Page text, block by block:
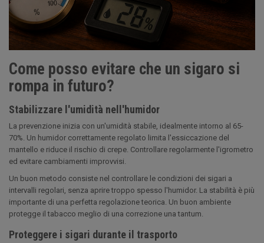
Come posso evitare che un sigaro si
rompa in futuro?
Stabilizzare l'umidità nell'humidor
La prevenzione inizia con un'umidità stabile, idealmente intorno al 65-
70%. Un humidor correttamente regolato limita l'essiccazione del
mantello e riduce il rischio di crepe. Controllare regolarmente l'igrometro
ed evitare cambiamenti improvvisi.
Un buon metodo consiste nel controllare le condizioni dei sigari a
intervalli regolari, senza aprire troppo spesso l'humidor. La stabilità è più
importante di una perfetta regolazione teorica. Un buon ambiente
protegge il tabacco meglio di una correzione una tantum.
Proteggere i sigari durante il trasporto